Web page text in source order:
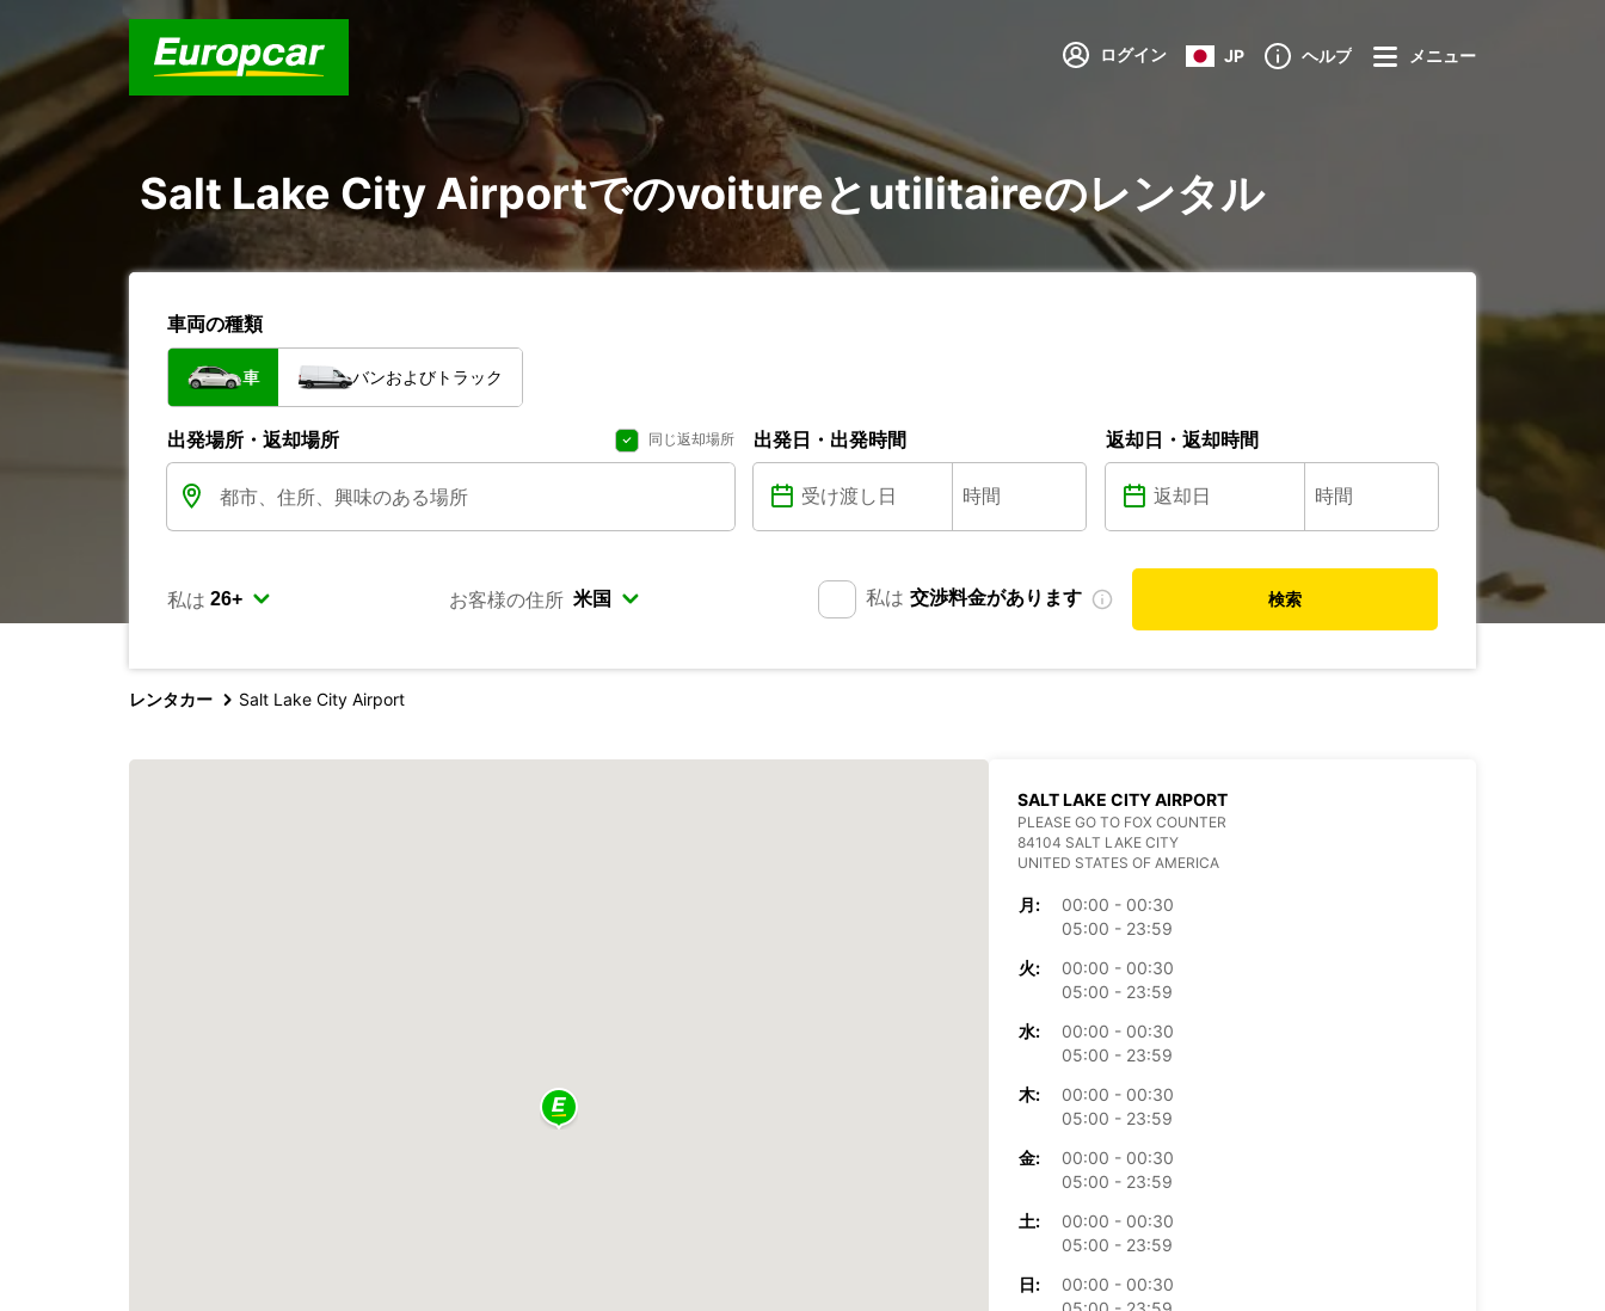
ログイン JP ヘルプ メニュー
Salt Lake City Airportでのvoitureとutilitaireのレンタル
車両の種類
車 バンおよびトラック
出発場所・返却場所 同じ返却場所 出発日・出発時間 返却日・返却時間
私は お客様の住所 私は 交渉料金があります 検索
レンタカー Salt Lake City Airport
SALT LAKE CITY AIRPORT
PLEASE GO TO FOX COUNTER
84104 SALT LAKE CITY
UNITED STATES OF AMERICA
月:
00:00 - 00:30
05:00 - 23:59
火:
00:00 - 00:30
05:00 - 23:59
水:
00:00 - 00:30
05:00 - 23:59
木:
00:00 - 00:30
05:00 - 23:59
金:
00:00 - 00:30
05:00 - 23:59
土:
00:00 - 00:30
05:00 - 23:59
日:
00:00 - 00:30